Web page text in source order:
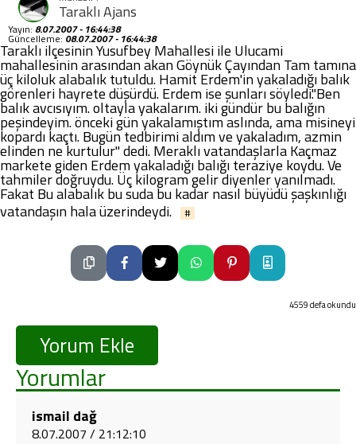
Taraklı Ajans
Yayın: 8.07.2007 - 16:44:38
Güncelleme: 08.07.2007 - 16:44:38
Taraklı ilçesinin Yusufbey Mahallesi ile Ulucami
mahallesinin arasından akan Göynük Çayından Tam tamına
üç kiloluk alabalık tutuldu. Hamit Erdem'in yakaladığı balık
görenleri hayrete düşürdü. Erdem ise şunları söyledi."Ben
balık avcısıyım. oltayla yakalarım. iki gündür bu balığın
peşindeyim. önceki gün yakalamıştım aslında, ama misineyi
kopardı kaçtı. Bugün tedbirimi aldım ve yakaladım, azmin
elinden ne kurtulur" dedi. Meraklı vatandaşlarla Kaçmaz
markete giden Erdem yakaladığı balığı teraziye koydu. Ve
tahmiler doğruydu. Üç kilogram gelir diyenler yanılmadı.
Fakat Bu alabalık bu suda bu kadar nasıl büyüdü şaşkınlığı
vatandaşın hala üzerindeydi.
#
4559 defa okundu
Yorum Ekle
Yorumlar
ismail dağ
8.07.2007 / 21:12:10